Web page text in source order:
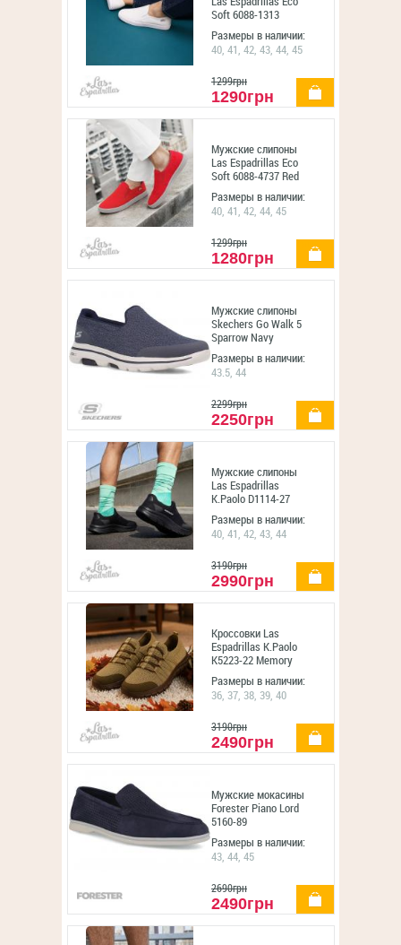
Soft 6088-1313
Optical White
Размеры в наличии:
40, 41, 42, 43, 44, 45
1299грн
1290грн
купить
Мужские слипоны
Las Espadrillas Eco
Soft 6088-4737 Red
Размеры в наличии:
40, 41, 42, 44, 45
1299грн
1280грн
купить
Мужские слипоны
Skechers Go Walk 5
Sparrow Navy
55503NVY
Размеры в наличии:
43.5, 44
2299грн
2250грн
купить
Мужские слипоны
Las Espadrillas
K.Paolo D1114-27
Memory foam
Размеры в наличии:
40, 41, 42, 43, 44
3190грн
2990грн
купить
Кроссовки Las
Espadrillas K.Paolo
K5223-22 Memory
Foam
Размеры в наличии:
36, 37, 38, 39, 40
3190грн
2490грн
купить
Мужские мокасины
Forester Piano Lord
5160-89
Размеры в наличии:
43, 44, 45
2690грн
2490грн
купить